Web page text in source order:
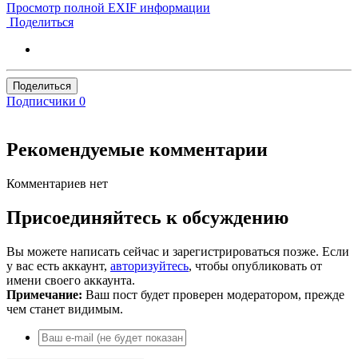
Просмотр полной EXIF информации
Поделиться
Поделиться
Подписчики 0
Рекомендуемые комментарии
Комментариев нет
Присоединяйтесь к обсуждению
Вы можете написать сейчас и зарегистрироваться позже. Если
у вас есть аккаунт, авторизуйтесь, чтобы опубликовать от
имени своего аккаунта.
Примечание: Ваш пост будет проверен модератором, прежде
чем станет видимым.